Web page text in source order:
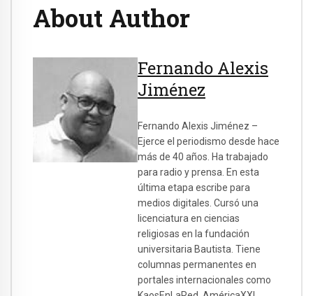
About Author
Fernando Alexis
Jiménez
Fernando Alexis Jiménez –
Ejerce el periodismo desde hace
más de 40 años. Ha trabajado
para radio y prensa. En esta
última etapa escribe para
medios digitales. Cursó una
licenciatura en ciencias
religiosas en la fundación
universitaria Bautista. Tiene
columnas permanentes en
portales internacionales como